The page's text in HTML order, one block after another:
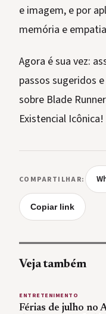
e imagem, e por
memória e
Agora é sua vez:
passos sugeridos
sobre Blade
Existencial Icônica!
COMPARTILHAR:
Copiar link
Veja também
ENTRETENIMENTO
Férias de julho no